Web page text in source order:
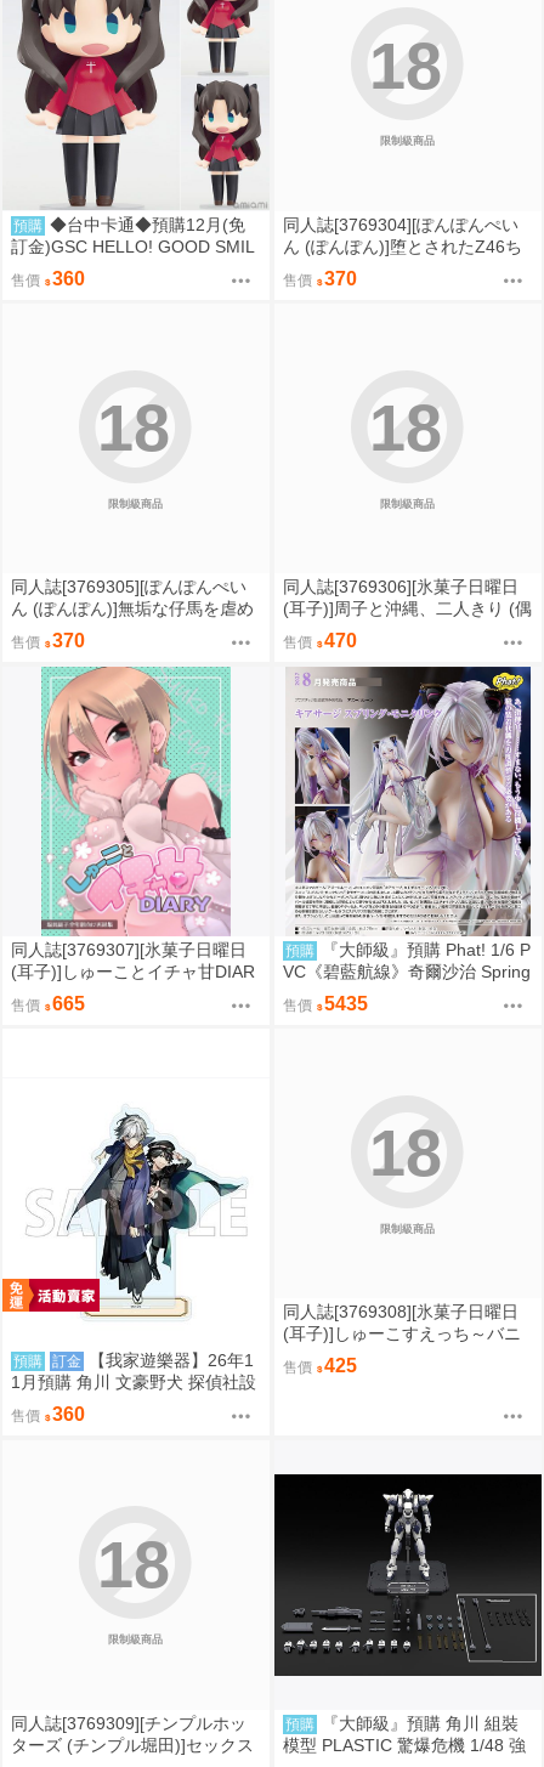
預購 ◆台中卡通◆預購12月(免
訂金)GSC HELLO! GOOD SMIL
E Fate 遠坂凛 0901
售價 360
限制級商品
18
同人誌[3769304][ぽんぽんぺい
ん (ぽんぽん)]堕とされたZ46ち
ゃん (碧藍航線)
售價 370
限制級商品
18
同人誌[3769305][ぽんぽんぺい
ん (ぽんぽん)]無垢な仔馬を虐め
たい (碧藍航線)
售價 370
限制級商品
18
同人誌[3769306][氷菓子日曜日
(耳子)]周子と沖縄、二人きり (偶
像大師)
售價 470
同人誌[3769307][氷菓子日曜日
(耳子)]しゅーことイチャ甘DIAR
Y (偶像大師)
售價 665
預購
『大師級』預購 Phat! 1/6 P
VC《碧藍航線》奇爾沙治 Spring
time Data
售價 5435
預購 訂金
【我家遊樂器】26年1
1月預購 角川 文豪野犬 探偵社設
立秘話 壓克力立牌
售價 360
限制級商品
18
同人誌[3769308][氷菓子日曜日
(耳子)]しゅーこすえっち～バニ
ー編～ (偶像大師)
售價 425
限制級商品
18
同人誌[3769309][チンプルホッ
ターズ (チンプル堀田)]セックス
預購
『大師級』預購 角川 組裝
模型 PLASTIC 驚爆危機 1/48 強